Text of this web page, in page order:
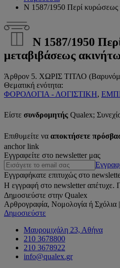
Ν 1587/1950 Περί κυρώσεως
Ν 1587/1950
μεταβιβάσεως
Άρθρον 5. ΧΩΡΙΣ ΤΙΤΛΟ
Θεματική ενότητα:
ΦΟΡΟΛΟΓΙΑ - ΛΟΓΙΣΤΙΚΗ,
Είστε συνδρομητής Qualex;
Επιθυμείτε να αποκτήσετε
anchor link
Εγγραφείτε στο newsletter μας
Εγγραφήκατε επιτυχώς στο
Η εγγραφή στο newsletter απέτυχε.
Δημοσιεύστε στην Qualex
Αρθρογραφία, Νομολογία ή
Δημοσιεύστε
Μαυρομιχάλη 23, Αθήνα
210 3678800
210 3678922
info@qualex.gr